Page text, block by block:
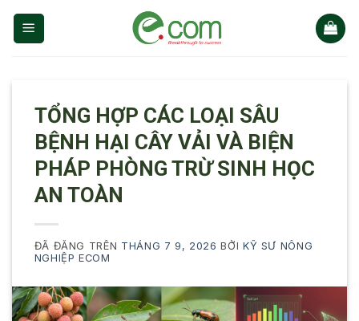
Chuyển
đến
TỔNG HỢP CÁC LOẠI SÂU
BỆNH HẠI CÂY VẢI VÀ BIỆN
PHÁP PHÒNG TRỪ SINH HỌC
AN TOÀN
ĐÃ ĐĂNG TRÊN THÁNG 7 9, 2026 BỞI KỸ SƯ NÔNG
NGHIỆP ECOM